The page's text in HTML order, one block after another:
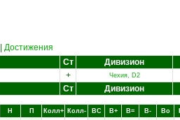
Достижения
Ст Дивизион
+ Чехия, D2
Ст Дивизион
Н П Колл+ Колл- ВC В+ В= В- Вo